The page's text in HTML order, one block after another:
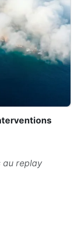
au replay